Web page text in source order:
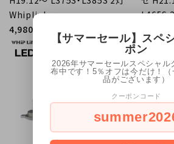
Whiplinks
4,980円(内税)
L465S
favorite
【サマーセール】スペ
ポン
2026年サマーセールスペシャル
布中です！5％オフは今だけ！
品がございます）
クーポンコード